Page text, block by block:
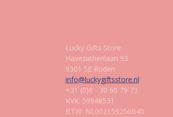
Lucky Gifts Store
Havezathenlaan 93
9301 SE Roden
info@luckygiftsstore.nl
+31 (0)6 - 30 60 79 73
KVK: 59948531
BTW: NL002159256B40